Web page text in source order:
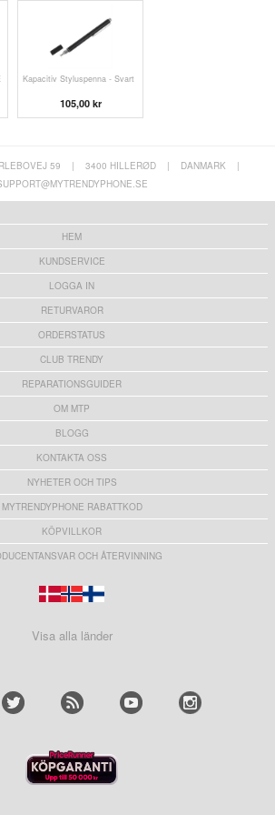
Kapacitiv Styluspenna - Svart
105,00 kr
59 | 3400 HILLERØD | DANMARK
|
HEM
KUNDSERVICE
LOGGA IN
RETURVAROR
ORDERSTATUS
CLUB TRENDY
REPARATIONSGUIDER
OM MTP
BLOGG
KONTAKTA OSS
NYHETER OCH TIPS
MYTRENDYPHONE RABATTKOD
KÖPVILLKOR
OCH ÅTERVINNING
Visa alla länder